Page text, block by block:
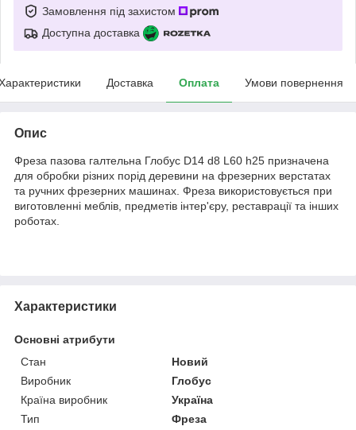
Замовлення під захистом
Доступна доставка
Доставка Оплата Умови повернення
Опис
Фреза пазова галтельна Глобус D14 d8 L60 h25 призначена
для обробки різних порід деревини на фрезерних верстатах
та ручних фрезерних машинах. Фреза використовується при
виготовленні меблів, предметів інтер'єру, реставрації та інших
роботах.
Характеристики
Основні атрибути
Стан
Новий
Виробник
Глобус
Країна виробник
Україна
Тип
Фреза